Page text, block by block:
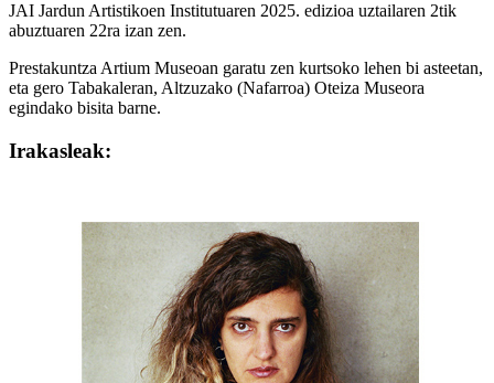
JAI Jardun Artistikoen Institutuaren 2025. edizioa uztailaren 2tik
abuztuaren 22ra izan zen.
Prestakuntza Artium Museoan garatu zen kurtsoko lehen bi asteetan,
eta gero Tabakaleran, Altzuzako (Nafarroa) Oteiza Museora
egindako bisita barne.
Irakasleak: